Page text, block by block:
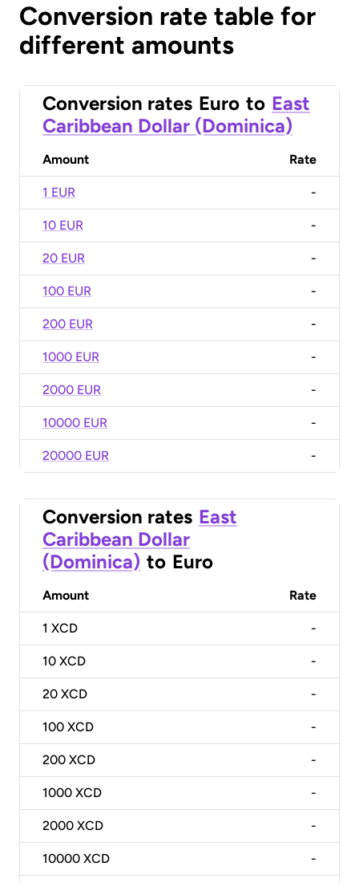
Conversion rate table for
different amounts
Conversion rates Euro to East
Caribbean Dollar (Dominica)
Amount Rate
1 EUR -
10 EUR -
20 EUR -
100 EUR -
200 EUR -
1000 EUR -
2000 EUR -
10000 EUR -
20000 EUR -
Conversion rates East
Caribbean Dollar
(Dominica) to Euro
Amount Rate
1 XCD -
10 XCD -
20 XCD -
100 XCD -
200 XCD -
1000 XCD -
2000 XCD -
10000 XCD -